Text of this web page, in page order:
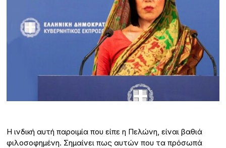
H ινδική αυτή παροιμία που είπε η Πελώνη, είναι βαθιά
φιλοσοφημένη. Σημαίνει πως αυτών που τα πρόσωπά